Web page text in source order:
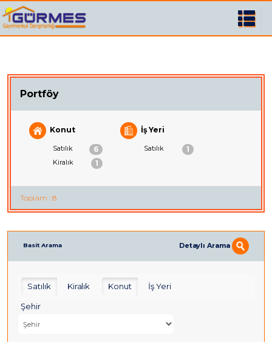
Portföy
Konut
Satılık 6
Kiralık 1
İş Yeri
Satılık 1
Toplam : 8
Basit Arama Detaylı Arama
Satılık Kiralık Konut İş Yeri
Şehir